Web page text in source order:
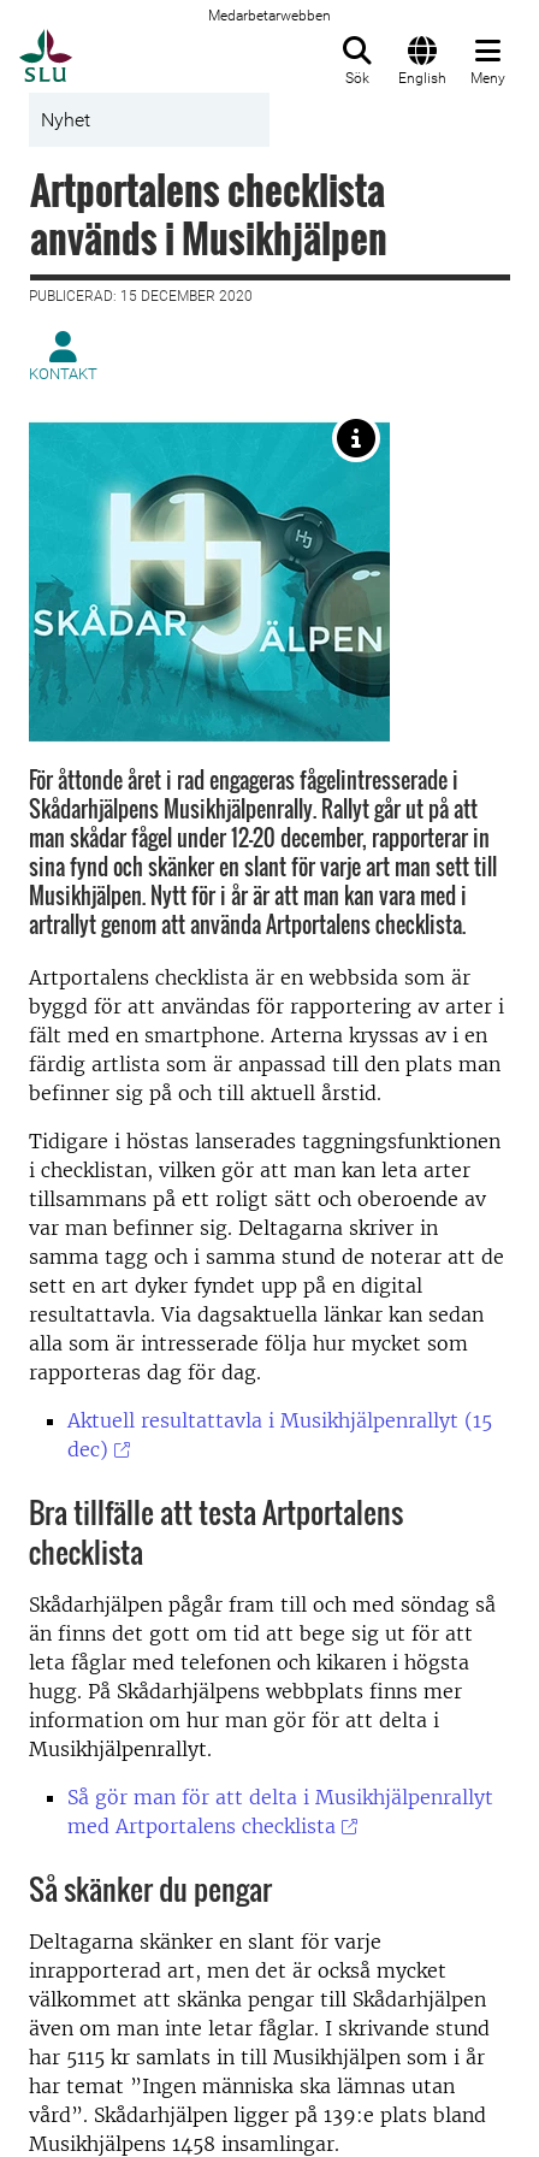
Medarbetarwebben
Sök English Meny
Nyhet
Artportalens checklista
används i Musikhjälpen
PUBLICERAD: 15 DECEMBER 2020
KONTAKT
För åttonde året i rad engageras fågelintresserade i
Skådarhjälpens Musikhjälpenrally. Rallyt går ut på att
man skådar fågel under 12-20 december, rapporterar in
sina fynd och skänker en slant för varje art man sett till
Musikhjälpen. Nytt för i år är att man kan vara med i
artrallyt genom att använda Artportalens checklista.
Artportalens checklista är en webbsida som är
byggd för att användas för rapportering av arter i
fält med en smartphone. Arterna kryssas av i en
färdig artlista som är anpassad till den plats man
befinner sig på och till aktuell årstid.
Tidigare i höstas lanserades taggningsfunktionen
i checklistan, vilken gör att man kan leta arter
tillsammans på ett roligt sätt och oberoende av
var man befinner sig. Deltagarna skriver in
samma tagg och i samma stund de noterar att de
sett en art dyker fyndet upp på en digital
resultattavla. Via dagsaktuella länkar kan sedan
alla som är intresserade följa hur mycket som
rapporteras dag för dag.
Aktuell resultattavla i Musikhjälpenrallyt (15
dec)
Bra tillfälle att testa Artportalens
checklista
Skådarhjälpen pågår fram till och med söndag så
än finns det gott om tid att bege sig ut för att
leta fåglar med telefonen och kikaren i högsta
hugg. På Skådarhjälpens webbplats finns mer
information om hur man gör för att delta i
Musikhjälpenrallyt.
Så gör man för att delta i Musikhjälpenrallyt
med Artportalens checklista
Så skänker du pengar
Deltagarna skänker en slant för varje
inrapporterad art, men det är också mycket
välkommet att skänka pengar till Skådarhjälpen
även om man inte letar fåglar. I skrivande stund
har 5115 kr samlats in till Musikhjälpen som i år
har temat ”Ingen människa ska lämnas utan
vård”. Skådarhjälpen ligger på 139:e plats bland
Musikhjälpens 1458 insamlingar.